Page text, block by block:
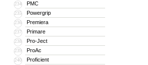
234 PMC
235 Powergrip
236 Premiera
237 Primare
238 Pro-Ject
239 ProAc
240 Proficient